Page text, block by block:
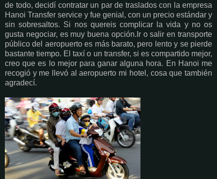
de todo, decidí contratar un par de traslados con la empresa
Hanoi Transfer service y fue genial, con un precio estándar y
sin sobresaltos. Si nos quereis complicar la vida y no os
gusta negociar, es muy buena opción.Ir o salir en transporte
público del aeropuerto es más barato, pero lento y se pierde
bastante tiempo. El taxí o un transfer, si es compartido mejor,
creo que es lo mejor para ganar alguna hora. En Hanoi me
recogió y me llevó al aeropuerto mi hotel, cosa que también
agradecí.